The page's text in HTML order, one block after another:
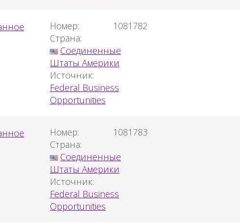
Номер:
1081782
Страна:
Соединенные
Штаты Америки
Источник:
Federal Business
Opportunities
Номер:
1081783
Страна:
Соединенные
Штаты Америки
Источник:
Federal Business
Opportunities